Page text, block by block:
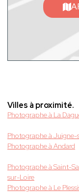
Villes à proximité.
Photographe à La
Photographe à Juigne-
Photographe à Andard
Photographe à Saint-
sur-Loire
Photographe à Le